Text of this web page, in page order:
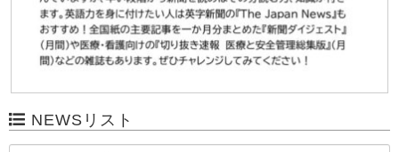
NEWSリスト